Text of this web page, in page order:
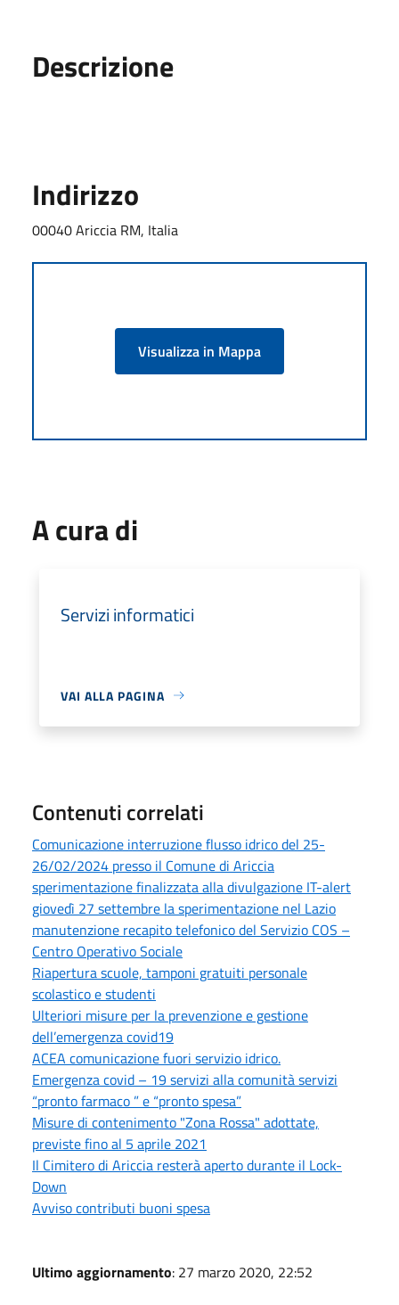
Descrizione
Indirizzo
00040 Ariccia RM, Italia
Visualizza in Mappa
A cura di
Servizi informatici
VAI ALLA PAGINA
Contenuti correlati
Comunicazione interruzione flusso idrico del 25-
26/02/2024 presso il Comune di Ariccia
sperimentazione finalizzata alla divulgazione IT-alert
giovedì 27 settembre la sperimentazione nel Lazio
manutenzione recapito telefonico del Servizio COS –
Centro Operativo Sociale
Riapertura scuole, tamponi gratuiti personale
scolastico e studenti
Ulteriori misure per la prevenzione e gestione
dell’emergenza covid19
ACEA comunicazione fuori servizio idrico.
Emergenza covid – 19 servizi alla comunità servizi
“pronto farmaco ” e “pronto spesa”
Misure di contenimento "Zona Rossa" adottate,
previste fino al 5 aprile 2021
Il Cimitero di Ariccia resterà aperto durante il Lock-
Down
Avviso contributi buoni spesa
Ultimo aggiornamento: 27 marzo 2020, 22:52